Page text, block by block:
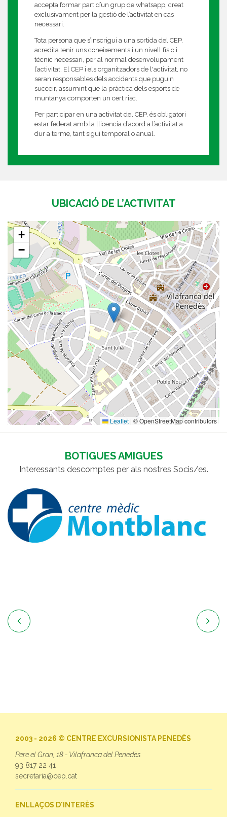
accepta formar part d’un grup de whatsapp, creat
exclusivament per la gestió de l’activitat en cas
necessari.
Tota persona que s’inscrigui a una sortida del CEP,
acredita tenir uns coneixements i un nivell físic i
tècnic necessari, per al normal desenvolupament
l’activitat. El CEP i els organitzadors de l'activitat, no
seran responsables dels accidents que puguin
succeir, assumint que la pràctica dels esports de
muntanya comporten un cert risc.
Per participar en una activitat del CEP, és obligatori
estar federat amb la llicencia d’acord a l’activitat a
dur a terme, tant sigui temporal o anual.
UBICACIÓ DE L’ACTIVITAT
+
−
Leaflet | © OpenStreetMap contributors
BOTIGUES AMIGUES
Interessants descomptes per als nostres Socis/es.
 
2003 - 2026 © CENTRE EXCURSIONISTA PENEDÈS
Pere el Gran, 18 - Vilafranca del Penedès
93 817 22 41
secretaria@cep.cat
ENLLAÇOS D'INTERÈS